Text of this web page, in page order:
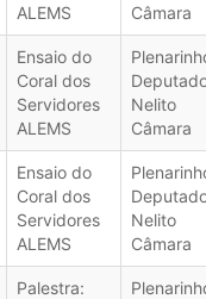
ALEMS
Câmara
Ensaio do
Coral dos
Servidores
ALEMS
Nelito
Câmara
Ensaio do
Coral dos
Servidores
ALEMS
Nelito
Câmara
Palestra: